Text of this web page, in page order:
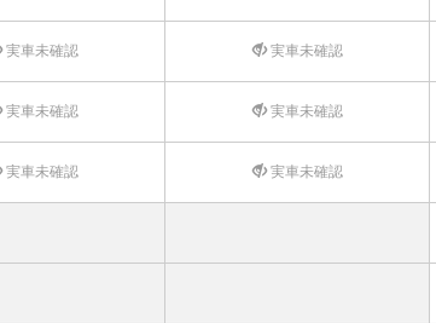
実車未確認 実車未確認
実車未確認 実車未確認
実車未確認 実車未確認